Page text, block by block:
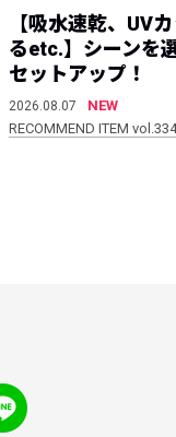
【吸水速乾、UV
るetc.】シーンを
セットアップ！
2026.08.07
NEW
RECOMMEND ITEM vol.334